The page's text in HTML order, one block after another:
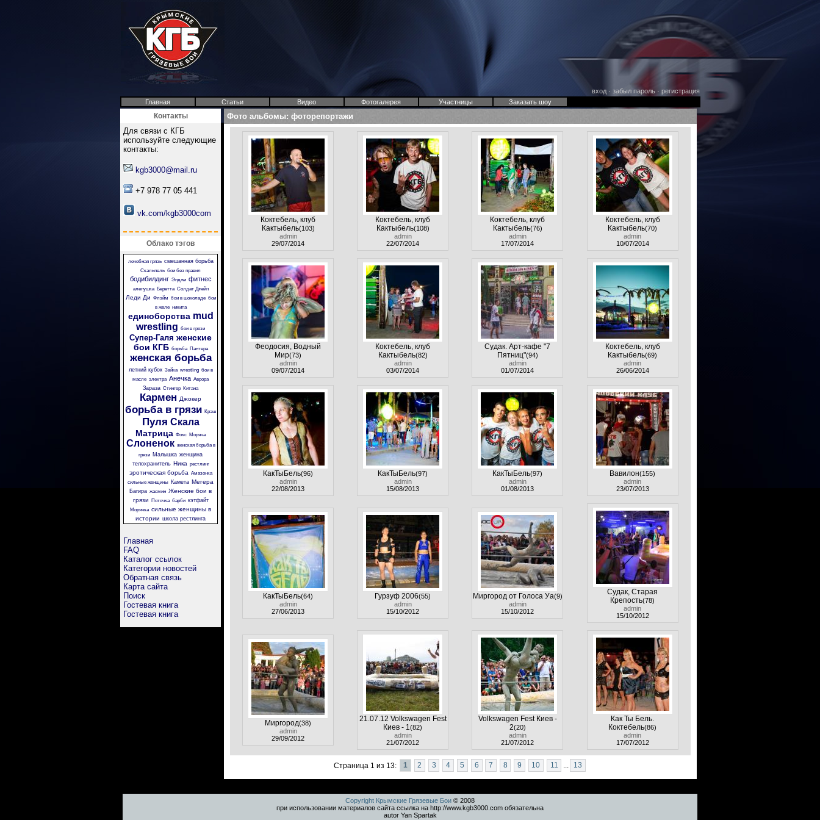
вход· забыл пароль· регистрация
Главная
Статьи Видео Фотогалерея Участницы Заказать шоу
Контакты
Для связи с КГБ
используйте следующие
контакты:
kgb3000@mail.ru
+7 978 77 05 441
vk.com/kgb3000com
Облако тэгов
лечебная грязь смешанная борьба
Скальпель бои без правил
бодибилдинг Энджи фитнес
аленушка Беретта Солдат Джейн
Леди Ди Флэйм бои в шоколаде бои
в желе никита
единоборства mud
wrestling бои в грязи
Супер-Галя женские
бои КГБ борьба Пантера
женская борьба
летний кубок Зайка wrestling бои в
масле электра Анечка Аврора
Зараза Стингер Китана
Кармен Джокер
борьба в грязи Крэш
Пуля Скала
Матрица Фокс Моряча
Слоненок женская борьба в
грязи Малышка женщина
телохранитель Ника рестлинг
эротическая борьба Амазонка
сильные женщины Камета Мегера
Багира жасмин Женские бои в
грязи
Пяточка барби кэтфайт
Морячка сильные женщины в
истории школа рестлинга
Главная
FAQ
Каталог ссылок
Категории новостей
Обратная связь
Карта сайта
Поиск
Гостевая книга
Гостевая книга
Фото альбомы: фоторепортажи
Коктебель, клуб
Кактыбель(103)
admin
29/07/2014
Коктебель, клуб
Кактыбель(108)
admin
22/07/2014
Коктебель, клуб
Кактыбель(76)
admin
17/07/2014
Коктебель, клуб
Кактыбель(70)
admin
10/07/2014
Феодосия, Водный
Мир(73)
admin
09/07/2014
Коктебель, клуб
Кактыбель(82)
admin
03/07/2014
Судак. Арт-кафе "7
Пятниц"(94)
admin
01/07/2014
Коктебель, клуб
Кактыбель(69)
admin
26/06/2014
КакТыБель(96)
admin
22/08/2013
КакТыБель(97)
admin
15/08/2013
КакТыБель(97)
admin
01/08/2013
Вавилон(155)
admin
23/07/2013
КакТыБель(64)
admin
27/06/2013
Гурзуф 2006(55)
admin
15/10/2012
Миргород от Голоса Уа(9)
admin
15/10/2012
Судак, Старая
Крепость(78)
admin
15/10/2012
Миргород(38)
admin
29/09/2012
21.07.12 Volkswagen Fest
Киев - 1(82)
admin
21/07/2012
Volkswagen Fest Киев -
2(20)
admin
21/07/2012
Как Ты Бель.
Коктебель(86)
admin
17/07/2012
Страница 1 из 13: 1 2 3 4 5 6 7 8 9 10 11 13
Copyright Крымские Грязевые Бои © 2008
при использовании материалов сайта ссылка на http://www.kgb3000.com обязательна
autor Yan Spartak